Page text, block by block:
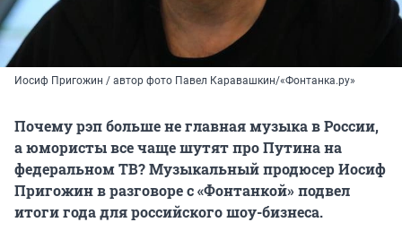
Иосиф Пригожин / автор фото Павел Каравашкин/«Фонтанка.ру»
Почему рэп больше не главная музыка в России,
а юмористы все чаще шутят про Путина на
федеральном ТВ? Музыкальный продюсер Иосиф
Пригожин в разговоре с «Фонтанкой» подвел
итоги года для российского шоу-бизнеса.